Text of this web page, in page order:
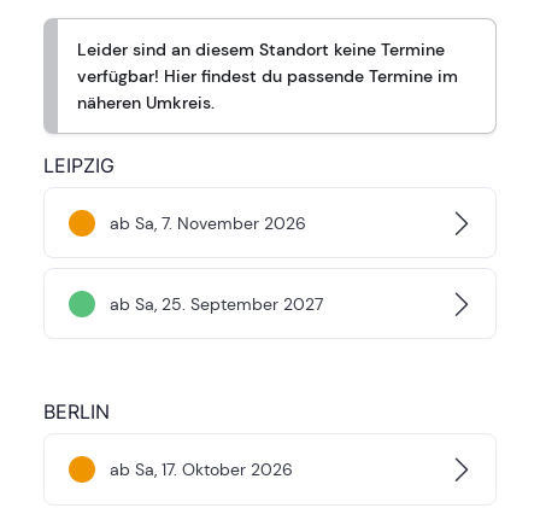
Leider sind an diesem Standort keine Termine
verfügbar! Hier findest du passende Termine im
näheren Umkreis.
LEIPZIG
ab Sa, 7. November 2026
ab Sa, 25. September 2027
BERLIN
ab Sa, 17. Oktober 2026